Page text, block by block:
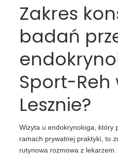
Zakres
badań
Sport-Reh
Lesznie?
Wizyta u endokrynologa, który
ramach prywatnej praktyki, to
rutynowa rozmowa z